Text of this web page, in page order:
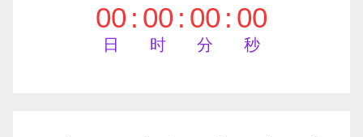
00
日
: 00
时
: 00
分
: 00
秒